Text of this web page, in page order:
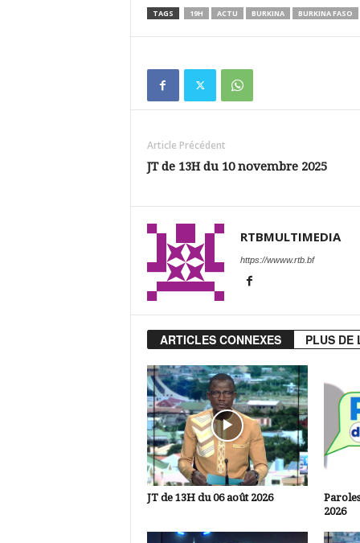
TAGS 19H ACTU BURKINA BURKINA FASO
Article Précédent
JT de 13H du 10 novembre 2025
RTBMULTIMEDIA
https://wwww.rtb.bf
ARTICLES CONNEXES PLUS DE
JT de 13H du 06 août 2026
2026